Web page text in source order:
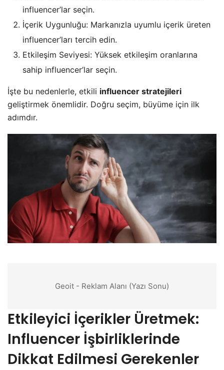
influencer’lar seçin.
İçerik Uygunluğu: Markanızla uyumlu içerik üreten
influencer’ları tercih edin.
Etkileşim Seviyesi: Yüksek etkileşim oranlarına
sahip influencer’lar seçin.
İşte bu nedenlerle, etkili influencer stratejileri
geliştirmek önemlidir. Doğru seçim, büyüme için ilk
adımdır.
Geoit - Reklam Alanı (Yazı Sonu)
Etkileyici İçerikler Üretmek:
Influencer İşbirliklerinde
Dikkat Edilmesi Gerekenler